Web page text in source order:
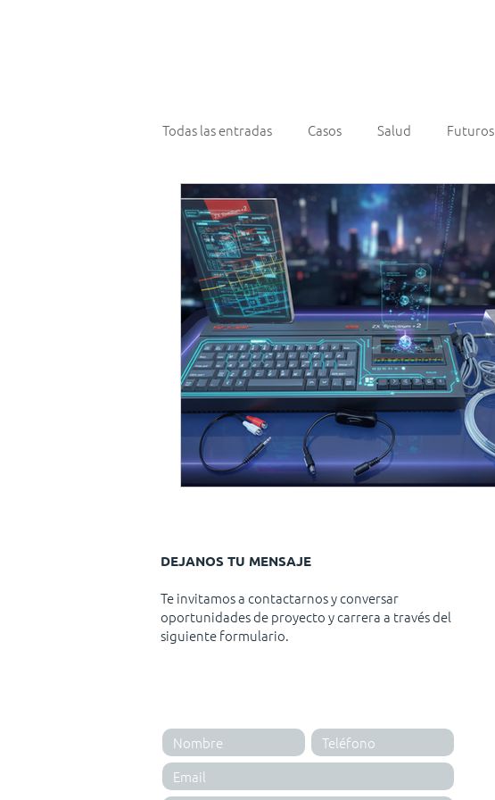
Todas las entradas Casos Salud Futuros
DEJANOS TU MENSAJE
Te invitamos a contactarnos y conversar
oportunidades de proyecto y carrera a través del
siguiente formulario.